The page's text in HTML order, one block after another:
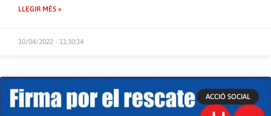
LLEGIR MÉS »
10/04/2022 - 11:30:34
ACCIÓ SOCIAL